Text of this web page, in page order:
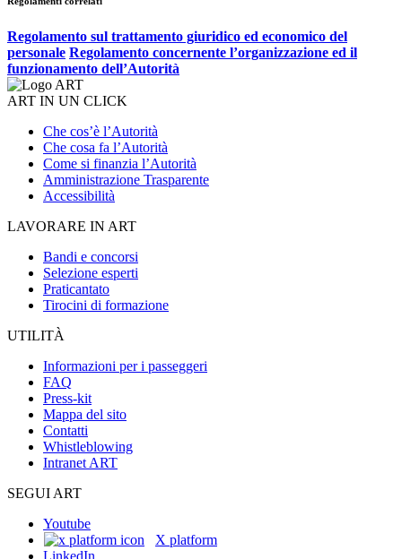
Regolamento sul trattamento giuridico ed economico del
personale Regolamento concernente l’organizzazione ed il
funzionamento dell’Autorità
ART IN UN CLICK
Che cos’è l’Autorità
Che cosa fa l’Autorità
Come si finanzia l’Autorità
Amministrazione Trasparente
Accessibilità
LAVORARE IN ART
Bandi e concorsi
Selezione esperti
Praticantato
Tirocini di formazione
UTILITÀ
Informazioni per i passeggeri
FAQ
Press-kit
Mappa del sito
Contatti
Whistleblowing
Intranet ART
SEGUI ART
Youtube
X platform
LinkedIn